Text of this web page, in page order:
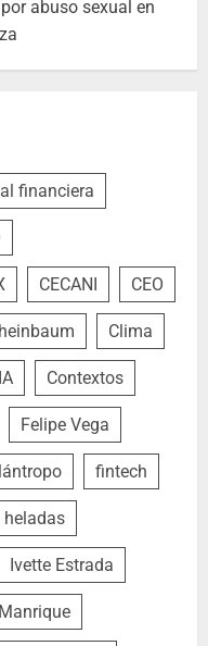
abuso sexual en
financiera
CECANI CEO
Clima
Contextos
Felipe Vega
fintech
heladas
Ivette Estrada